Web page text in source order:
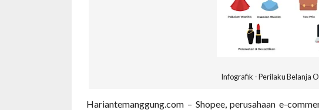
Infografik - Perilaku Belanja
Hariantemanggung.com – Shopee, perusahaan e-